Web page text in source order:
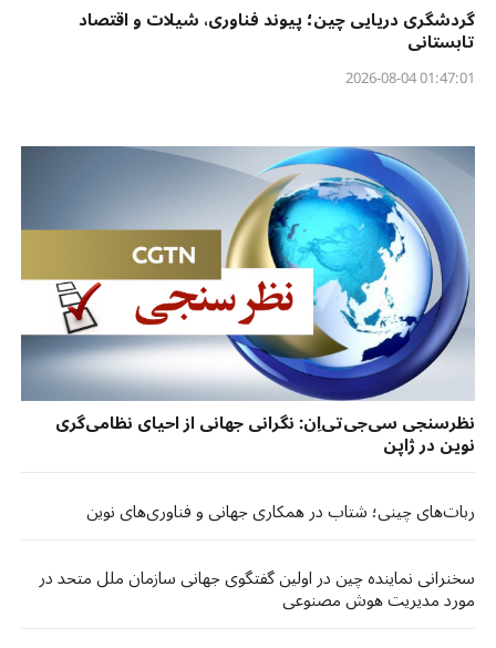
گردشگری دریایی چین؛ پیوند فناوری، شیلات و اقتصاد
تابستانی
01:47:01 2026-08-04
نظرسنجی سی‌جی‌تی‌اِن: نگرانی جهانی از احیای نظامی‌گری
نوین در ژاپن
ربات‌های چینی؛ شتاب در همکاری جهانی و فناوری‌های نوین
سخنرانی نماینده چین در اولین گفتگوی جهانی سازمان ملل متحد در
مورد مدیریت هوش مصنوعی